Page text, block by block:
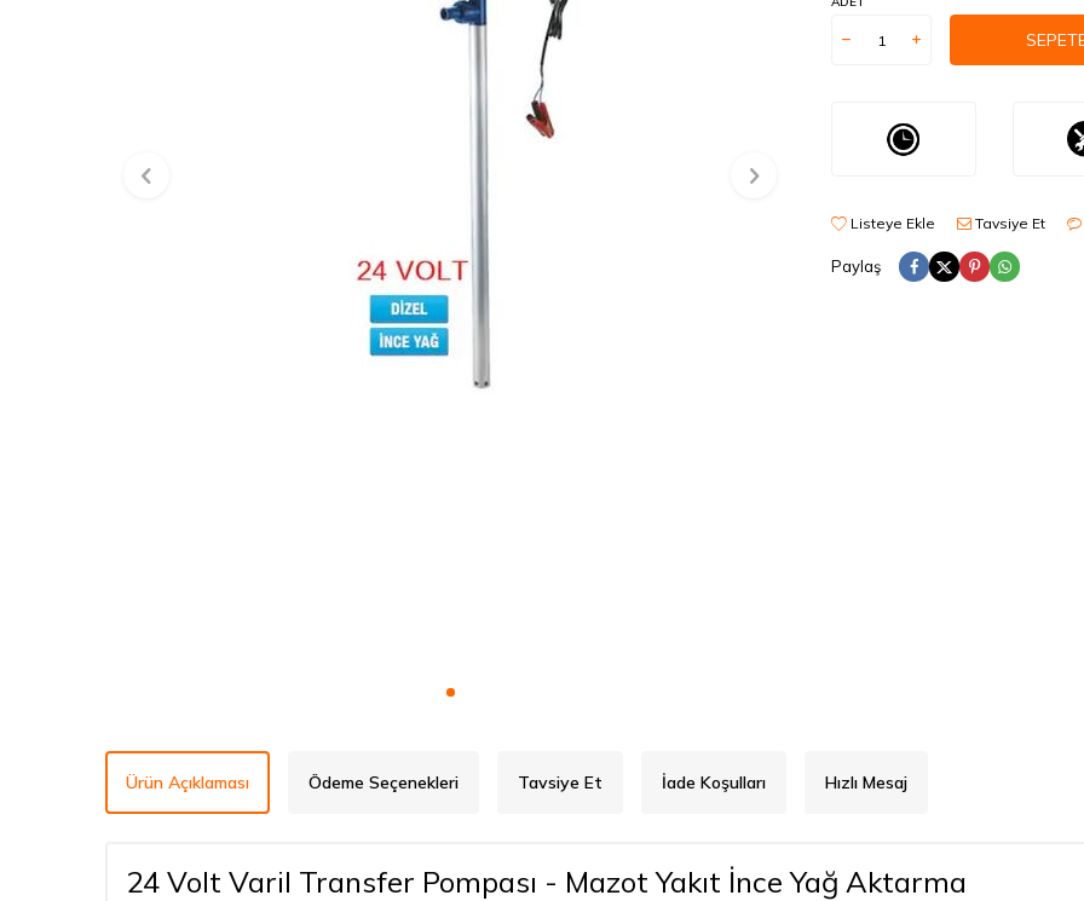
Listeye Ekle Tavsiye Et
Paylaş
Ürün Açıklaması Ödeme Seçenekleri Tavsiye Et İade Koşulları Hızlı Mesaj
24 Volt Varil Transfer Pompası - Mazot Yakıt İnce Yağ Aktarma